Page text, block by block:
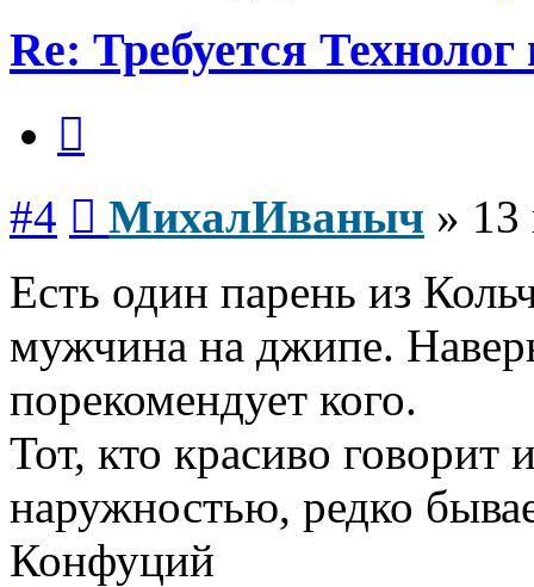
Re: Требуется
#4 МихалИваныч »
Есть один парень из
мужчина на джипе.
порекомендует кого.
Тот, кто красиво говорит
наружностью, редко
Конфуций